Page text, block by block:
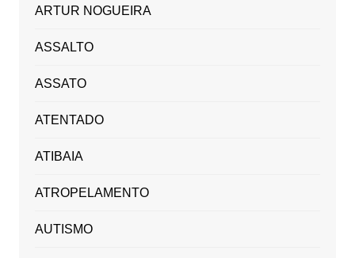
ARTUR NOGUEIRA
ASSALTO
ASSATO
ATENTADO
ATIBAIA
ATROPELAMENTO
AUTISMO